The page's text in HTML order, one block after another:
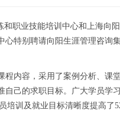
职业技能培训中心和上海向
特别聘请向阳生涯管理咨询
内容，采用了案例分析、课
己的求职目标。广大学员学
培训及就业目标清晰度提高了